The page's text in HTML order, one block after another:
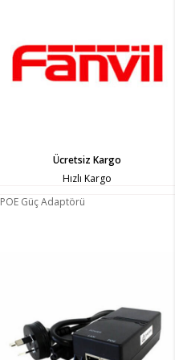
Ücretsiz Kargo
Hızlı Kargo
POE Güç Adaptörü